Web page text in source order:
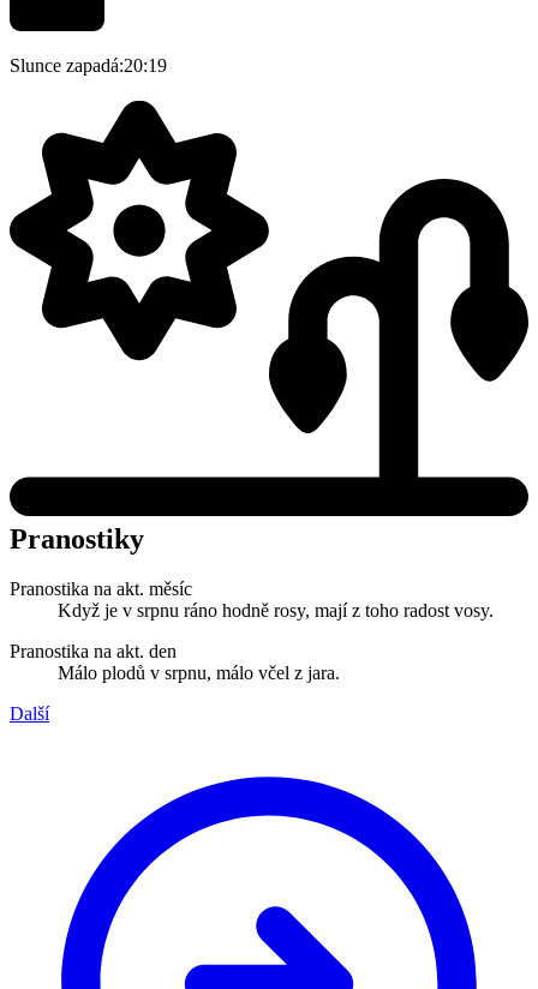
Slunce zapadá:20:19
Pranostiky
Pranostika na akt. měsíc
Když je v srpnu ráno hodně rosy, mají z toho radost vosy.
Pranostika na akt. den
Málo plodů v srpnu, málo včel z jara.
Další